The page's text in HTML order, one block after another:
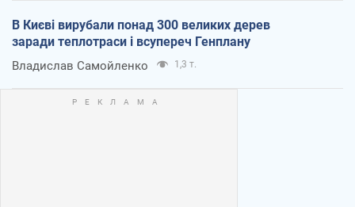
В Києві вирубали понад 300 великих дерев
заради теплотраси і всупереч Генплану
Владислав Самойленко 1,3 т.